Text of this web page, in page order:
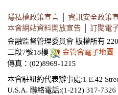
隱私權政策宣言 資訊安全政策
本會網站資料開放宣告
訂閱電
金融監督管理委員會 版權所有
二段7號18樓
金管會電子地圖
傳真：(02)8969-1215
本會駐紐約代表辦事處:1 E.42
U.S.A. 聯絡電話:(1-212) 317-7326